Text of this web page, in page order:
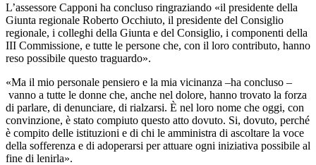
L’assessore Capponi ha concluso ringraziando «il presidente della
Giunta regionale Roberto Occhiuto, il presidente del Consiglio
regionale, i colleghi della Giunta e del Consiglio, i componenti della
III Commissione, e tutte le persone che, con il loro contributo, hanno
reso possibile questo traguardo».
«Ma il mio personale pensiero e la mia vicinanza –ha concluso –
vanno a tutte le donne che, anche nel dolore, hanno trovato la forza
di parlare, di denunciare, di rialzarsi. È nel loro nome che oggi, con
convinzione, è stato compiuto questo atto dovuto. Si, dovuto, perché
è compito delle istituzioni e di chi le amministra di ascoltare la voce
della sofferenza e di adoperarsi per attuare ogni iniziativa possibile al
fine di lenirla».